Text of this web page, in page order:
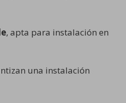
, apta para instalación en
una instalación